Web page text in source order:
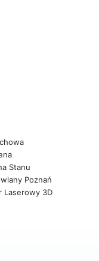
Stanu
Poznań
Laserowy 3D